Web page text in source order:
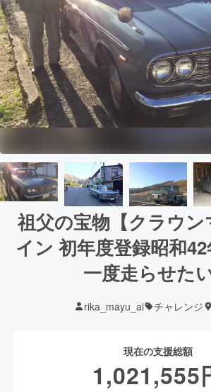
祖父の宝物【クラウン
イン 初年度登録昭和
一度走らせた
rika_mayu_ai チャレンジ
現在の支援総額
1,021,555